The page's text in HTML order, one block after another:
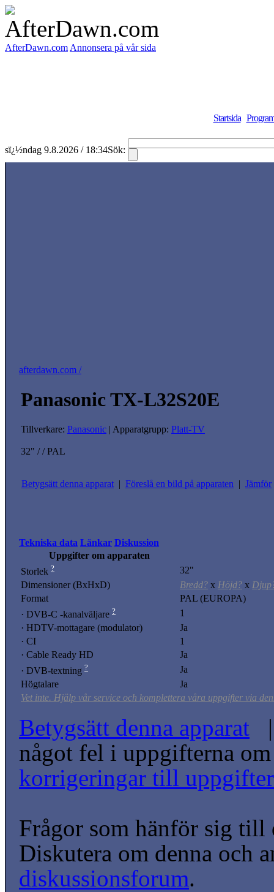
AfterDawn.com Annonsera på vår sida
Startsida
sï¿½ndag 9.8.2026 / 18:34Sök:
afterdawn.com /
Panasonic TX-L32S20E
Tillverkare: Panasonic | Apparatgrupp: Platt-TV
32" / / PAL
Betygsätt denna apparat | Föreslå en bild på apparaten | Jämför
Tekniska data Länkar Diskussion
Uppgifter om apparaten
Storlek ?
32"
Dimensioner (BxHxD)
Bredd? x Höjd? x
Format
PAL (EUROPA)
· DVB-C -kanalväljare ?
1
· HDTV-mottagare (modulator)
Ja
· CI
1
· Cable Ready HD
Ja
· DVB-textning ?
Ja
Högtalare
Ja
Vet inte. Hjälp vår service och komplettera våra uppgifter via
Betygsätt denna apparat |
något fel i uppgifterna
korrigeringar till
Frågor som hänför sig till
Diskutera om denna och
diskussionsforum.